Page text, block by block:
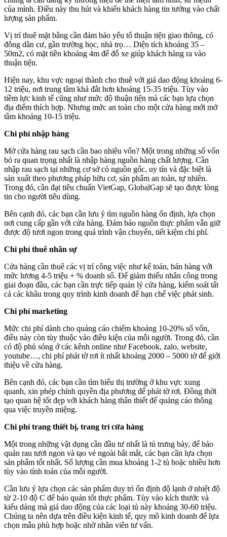
những
gì?
của mình. Điều này thu hút và khiến khách hàng tin tưởng vào chất
lượng sản phẩm.
Vị trí thuê mặt bằng cần đảm bảo yếu tố thuận tiện giao thông, có
đông dân cư, gần trường học, nhà trọ… Diện tích khoảng 35 –
50m2, có mặt tiền khoảng 4m để đỗ xe giúp khách hàng ra vào
thuận tiện.
Hiện nay, khu vực ngoại thành cho thuê với giá dao động khoảng 6-
12 triệu, nơi trung tâm khá đắt hơn khoảng 15-35 triệu. Tùy vào
tiềm lực kinh tế cũng như mức độ thuận tiện mà các bạn lựa chọn
địa điểm thích hợp. Nhưng mức an toàn cho một cửa hàng mới mở
tầm khoảng 10-15 triệu.
Chi phí nhập hàng
Mở cửa hàng rau sạch cần bao nhiêu vốn? Một trong những số vốn
bỏ ra quan trọng nhất là nhập hàng nguồn hàng chất lượng. Cần
nhập rau sạch tại những cơ sở có nguồn gốc, uy tín và đặc biệt là
sản xuất theo phương pháp hữu cơ, sản phẩm an toàn, tự nhiên.
Trong đó, cần đạt tiêu chuẩn VietGap, GlobalGap sẽ tạo được lòng
tin cho người tiêu dùng.
Bên cạnh đó, các bạn cần lưu ý tìm nguồn hàng ổn định, lựa chọn
nơi cung cấp gần với cửa hàng. Đảm bảo nguồn thực phẩm vẫn giữ
được độ tươi ngon trong quá trình vận chuyển, tiết kiệm chi phí.
Chi phí thuê nhân sự
Cửa hàng cần thuê các vị trí công việc như kế toán, bán hàng với
mức lương 4-5 triệu + % doanh số. Để giảm thiểu nhân công trong
giai đoạn đầu, các bạn cần trực tiếp quản lý cửa hàng, kiểm soát tất
cả các khâu trong quy trình kinh doanh để hạn chế việc phát sinh.
Chi phí marketing
Mức chi phí dành cho quảng cáo chiếm khoảng 10-20% số vốn,
điều này còn tùy thuộc vào điều kiện của mỗi người. Trong đó, cần
có độ phủ sóng ở các kênh online như Facebook, zalo, website,
youtube…, chi phí phát tờ rơi ít nhất khoảng 2000 – 5000 tờ để giới
thiệu về cửa hàng.
Bên cạnh đó, các bạn cần tìm hiểu thị trường ở khu vực xung
quanh, xin phép chính quyền địa phương để phát tờ rơi. Đồng thời
tạo quan hệ tốt đẹp với khách hàng thân thiết để quảng cáo thông
qua việc truyền miệng.
Chi phí trang thiết bị, trang trí cửa hàng
Một trong những vật dụng cần đầu tư nhất là tủ trưng bày, để bảo
quản rau tươi ngon và tạo vẻ ngoài bắt mắt, các bạn cần lựa chọn
sản phẩm tốt nhất. Số lượng cần mua khoảng 1-2 tủ hoặc nhiều hơn
tùy vào tính toán của mỗi người.
Cần lưu ý lựa chọn các sản phẩm duy trì ổn định độ lạnh ở nhiệt độ
từ 2-10 độ C để bảo quản tốt thực phẩm. Tùy vào kích thước và
kiểu dáng mà giá dao động của các loại tủ này khoảng 30-60 triệu.
Chúng ta nên dựa trên điều kiện kinh tế, quy mô kinh doanh để lựa
chọn mẫu phù hợp hoặc nhờ nhân viên tư vấn.